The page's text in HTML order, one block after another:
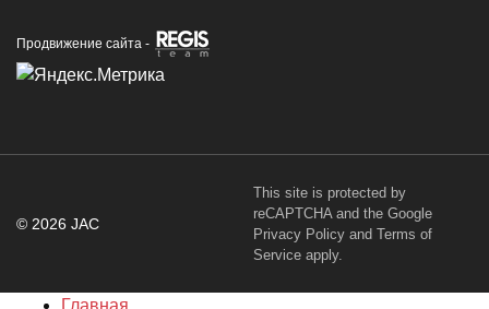
Продвижение сайта -
© 2026 JAC
This site is protected by
reCAPTCHA and the Google
Privacy Policy and Terms of
Service apply.
Главная